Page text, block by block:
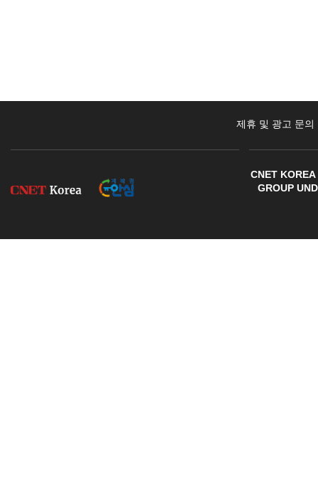
제휴 및 광고 문의
CNET
GROUP